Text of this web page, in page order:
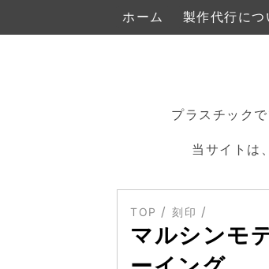
ホーム 製作代行につ
プラスチック
当サイトは
TOP 刻印
マルシンモ